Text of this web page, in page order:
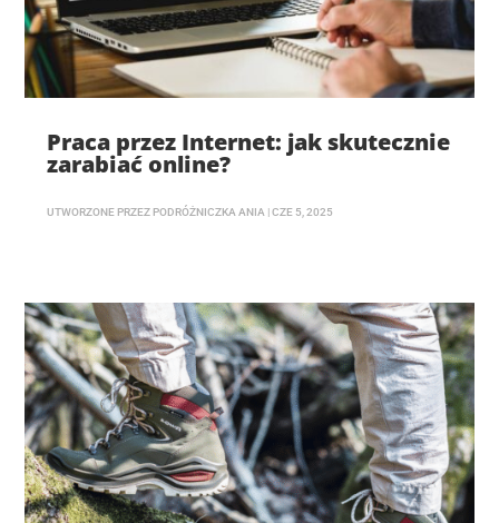
Praca przez Internet: jak skutecznie
zarabiać online?
UTWORZONE PRZEZ PODRÓŻNICZKA ANIA |CZE 5, 2025